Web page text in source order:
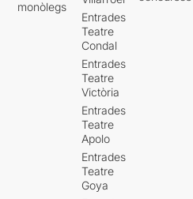
monòlegs
Entrades
Teatre
Condal
Entrades
Teatre
Victòria
Entrades
Teatre
Apolo
Entrades
Teatre
Goya